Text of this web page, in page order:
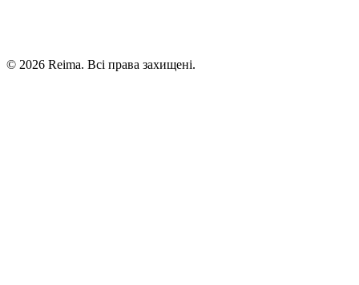
© 2026 Reima. Всі права захищені.